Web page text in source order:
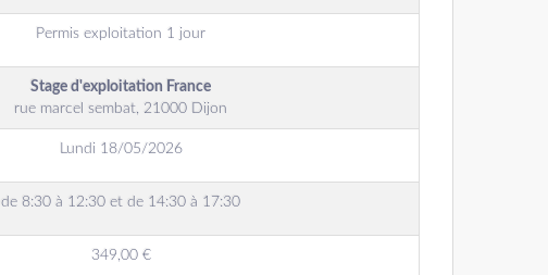
Permis exploitation 1 jour
Stage d'exploitation France
rue marcel sembat, 21000 Dijon
Lundi 18/05/2026
de 8:30 à 12:30 et de 14:30 à 17:30
349,00 €